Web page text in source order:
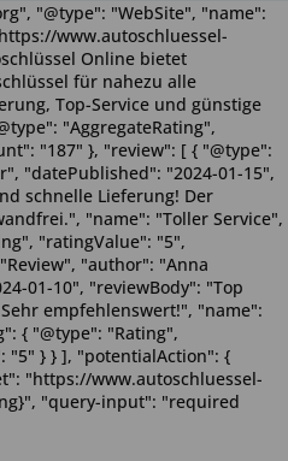
"@type": "WebSite", "name":
www.autoschluessel-
Online bietet
für nahezu alle
Top-Service und günstige
"AggregateRating",
"187" }, "review": [ { "@type":
"datePublished": "2024-01-15",
schnelle Lieferung! Der
"name": "Toller Service",
"ratingValue": "5",
"author": "Anna
01-10", "reviewBody": "Top
empfehlenswert!", "name":
{ "@type": "Rating",
"5" } } ], "potentialAction": {
"https://www.autoschluessel-
"query-input": "required